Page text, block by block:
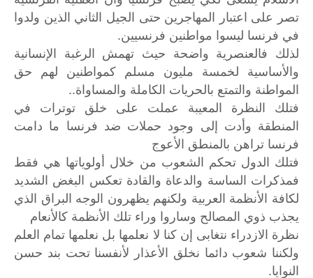
تصر على اعتبار المهاجرين حتى الجيل الثاني الذين ولدوا
في فرنسا ليسوا مواطنين فرنسيين.
لذلك فالعنصرية واضحة حيث تهمش الرغبة الإنسانية
والأساسية لخمسة مليون مسلم كمواطنين لهم حق
المواطنة والتمتع بالحريات الكاملة والمساواة..
فتلك النظرة المعيبة عملت على خلق توترات في
المنطقة وأدت إلى وجود حملات ضد فرنسا ما دامت
فرنسا تراهن بالمنطق الأعوج
فتلك الدول تحكم الشعوب من خلال أولوياتها هي فقط
فمذكرات الساسة والدعاة والقادة تعكس البغض الشديد
لكافة الأنظمة العربية ولكنهم يظهرون الوجه البراق الذي
يجذب ذوي المصالح وساروا وراء تلك الأنظمة كالأنعام
نظرة الازدراء نتغابى إن كنا لا نعلمها بل نعلمها تمام العلم
ولكننا شعوب دائما نخلق الأعذار لأنفسنا تحت بند حسن
النوايا.